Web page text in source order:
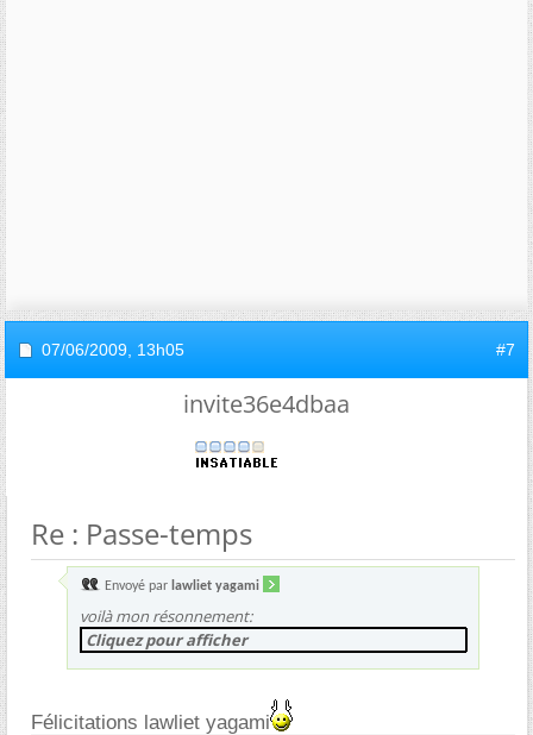
07/06/2009, 13h05 #7
invite36e4dbaa
Re : Passe-temps
Envoyé par lawliet yagami
voilà mon résonnement:
Cliquez pour afficher
Félicitations lawliet yagami